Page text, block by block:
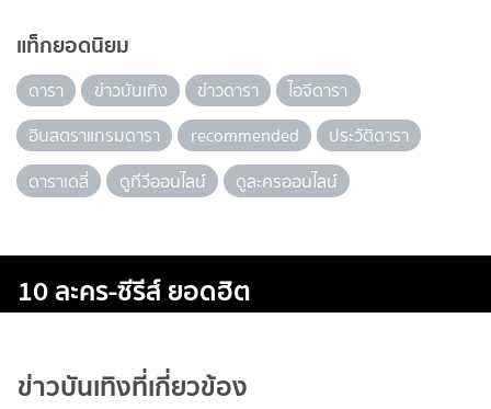
แท็กยอดนิยม
ดารา ข่าวบันเทิง ข่าวดารา
ไอจีดารา
อินสตราแกรมดารา
recommended
ประวัติดารา
ดาราเดลี่
ดูทีวีออนไลน์ ดูละครออนไลน์
10 ละคร-ซีรีส์ ยอดฮิต
ข่าวบันเทิงที่เกี่ยวข้อง